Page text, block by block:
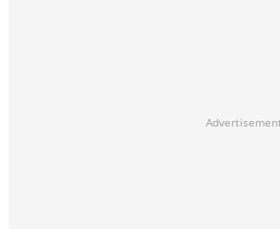
Advertisement